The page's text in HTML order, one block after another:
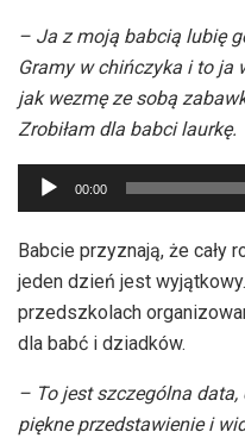
– Ja z moją babcią lubię
Gramy w chińczyka i to ja
jak wezmę ze sobą
Zrobiłam dla babci laurkę.
Odtwarzacz
plików
dźwiękowych
00:00
Babcie przyznają, że cały
jeden dzień jest
przedszkolach
dla babć i dziadków.
– To jest szczególna data,
piękne przedstawienie i